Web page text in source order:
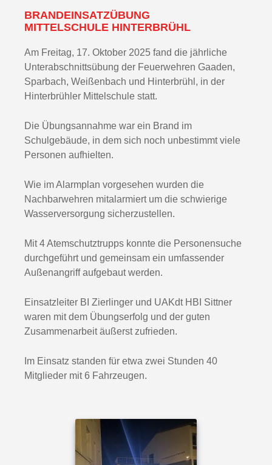
BRANDEINSATZÜBUNG
MITTELSCHULE HINTERBRÜHL
Am Freitag, 17. Oktober 2025 fand die jährliche
Unterabschnittsübung der Feuerwehren Gaaden,
Sparbach, Weißenbach und Hinterbrühl, in der
Hinterbrühler Mittelschule statt.
Die Übungsannahme war ein Brand im
Schulgebäude, in dem sich noch unbestimmt viele
Personen aufhielten.
Wie im Alarmplan vorgesehen wurden die
Nachbarwehren mitalarmiert um die schwierige
Wasserversorgung sicherzustellen.
Mit 4 Atemschutztrupps konnte die Personensuche
durchgeführt und gemeinsam ein umfassender
Außenangriff aufgebaut werden.
Einsatzleiter BI Zierlinger und UAKdt HBI Sittner
waren mit dem Übungserfolg und der guten
Zusammenarbeit äußerst zufrieden.
Im Einsatz standen für etwa zwei Stunden 40
Mitglieder mit 6 Fahrzeugen.